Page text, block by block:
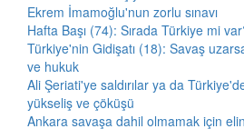
Ekrem İmamoğlu'nun zorlu sınavı
Hafta Başı (74): Sırada Türkiye mi
Türkiye'nin Gidişatı (18): Savaş
ve hukuk
Ali Şeriati'ye saldırılar ya da
yükseliş ve çöküşü
Ankara savaşa dahil olmamak için